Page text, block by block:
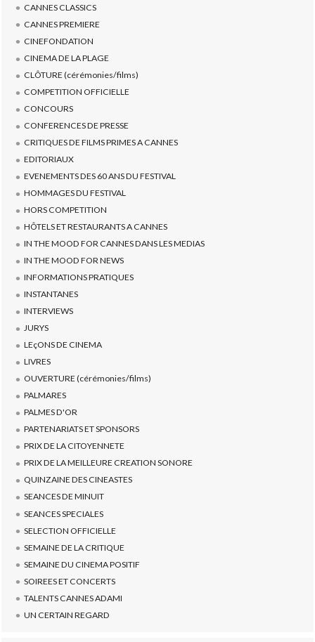
CANNES CLASSICS
CANNES PREMIERE
CINEFONDATION
CINEMA DE LA PLAGE
CLÔTURE (cérémonies/films)
COMPETITION OFFICIELLE
CONCOURS
CONFERENCES DE PRESSE
CRITIQUES DE FILMS PRIMES A CANNES
EDITORIAUX
EVENEMENTS DES 60 ANS DU FESTIVAL
HOMMAGES DU FESTIVAL
HORS COMPETITION
HÔTELS ET RESTAURANTS A CANNES
IN THE MOOD FOR CANNES DANS LES MEDIAS
IN THE MOOD FOR NEWS
INFORMATIONS PRATIQUES
INSTANTANES
INTERVIEWS
JURYS
LEçONS DE CINEMA
LIVRES
OUVERTURE (cérémonies/films)
PALMARES
PALMES D'OR
PARTENARIATS ET SPONSORS
PRIX DE LA CITOYENNETE
PRIX DE LA MEILLEURE CREATION SONORE
QUINZAINE DES CINEASTES
SEANCES DE MINUIT
SEANCES SPECIALES
SELECTION OFFICIELLE
SEMAINE DE LA CRITIQUE
SEMAINE DU CINEMA POSITIF
SOIREES ET CONCERTS
TALENTS CANNES ADAMI
UN CERTAIN REGARD